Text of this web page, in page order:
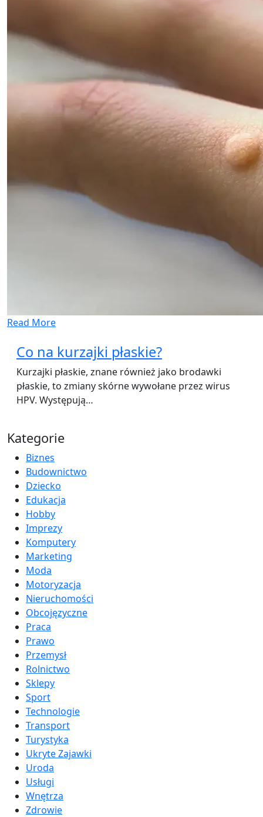
Read More
Co na kurzajki płaskie?
Kurzajki płaskie, znane również jako brodawki
płaskie, to zmiany skórne wywołane przez wirus
HPV. Występują…
Kategorie
Biznes
Budownictwo
Dziecko
Edukacja
Hobby
Imprezy
Komputery
Marketing
Moda
Motoryzacja
Nieruchomości
Obcojęzyczne
Praca
Prawo
Przemysł
Rolnictwo
Sklepy
Sport
Technologie
Transport
Turystyka
Ukryte Zajawki
Uroda
Usługi
Wnętrza
Zdrowie